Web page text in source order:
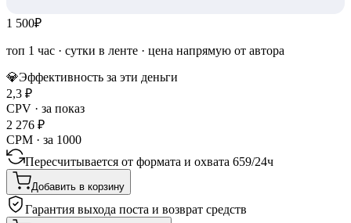
1 500₽
топ 1 час · сутки в ленте · цена напрямую от автора
💎Эффективность за эти деньги
2,3 ₽
CPV · за показ
2 276 ₽
CPM · за 1000
Пересчитывается от формата и охвата 659/24ч
Добавить в корзину
Гарантия выхода поста и возврат средств